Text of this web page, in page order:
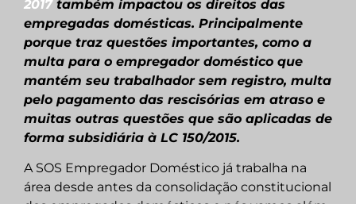
2017 também impactou os direitos das
empregadas domésticas. Principalmente
porque traz questões importantes, como a
multa para o empregador doméstico que
mantém seu trabalhador sem registro, multa
pelo pagamento das rescisórias em atraso e
muitas outras questões que são aplicadas de
forma subsidiária à LC 150/2015.
A SOS Empregador Doméstico já trabalha na
área desde antes da consolidação constitucional